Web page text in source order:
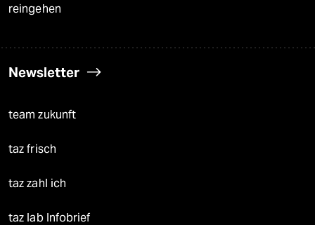
reingehen
Newsletter
team zukunft
taz frisch
taz zahl ich
taz lab Infobrief